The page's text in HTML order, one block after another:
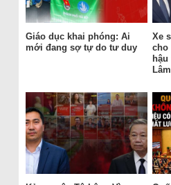
Giáo dục khai phóng: Ai
mới đang sợ tự do tư duy
Xe
cho